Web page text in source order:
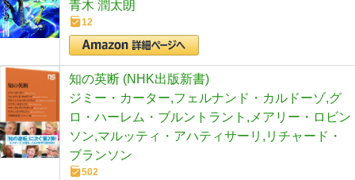
青木 潤太朗
12
知の英断 (NHK出版新書)
ジミー・カーター,フェルナンド・カルドーゾ,グ
ロ・ハーレム・ブルントラント,メアリー・ロビン
ソン,マルッティ・アハティサーリ,リチャード・
ブランソン
502